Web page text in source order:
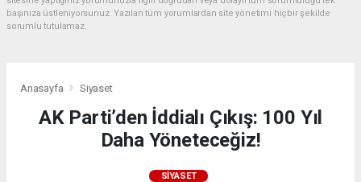
başınıza üstleniyorsunuz. Yazılan tüm yorumlardan site yönetimi hiçbir şekilde
sorumlu tutulamaz.
Anasayfa Siyaset
AK Parti’den İddialı Çıkış: 100 Yıl
Daha Yöneteceğiz!
SIYASET